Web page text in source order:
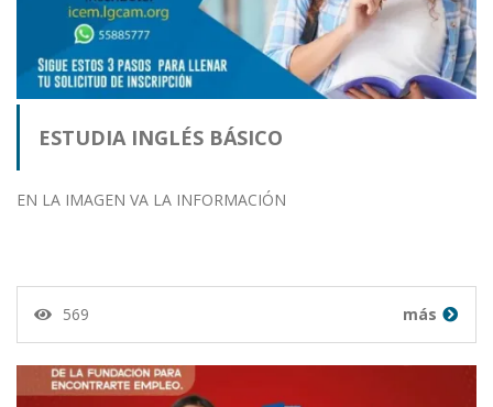
ESTUDIA INGLÉS BÁSICO
EN LA IMAGEN VA LA INFORMACIÓN
569 más